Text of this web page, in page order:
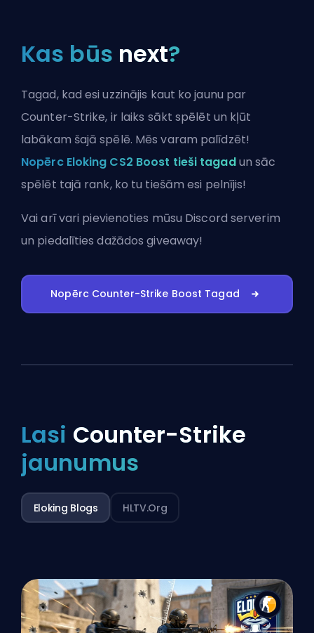
Kas būs next?
Tagad, kad esi uzzinājis kaut ko jaunu par
Counter-Strike, ir laiks sākt spēlēt un kļūt
labākam šajā spēlē. Mēs varam palīdzēt!
Nopērc Eloking CS2 Boost tieši tagadun sāc
spēlēt tajā rank, ko tu tiešām esi pelnījis!
Vai arī vari pievienoties mūsu Discord serverim
un piedalīties dažādos giveaway!
Nopērc Counter-Strike Boost Tagad
Lasi Counter-Strike
jaunumus
Eloking Blogs HLTV.org